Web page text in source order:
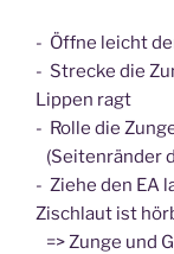
- Öffne leicht
- Strecke die
Lippen ragt
- Rolle die
(Seitenränder
- Ziehe den EA
Zischlaut ist
=> Zunge und